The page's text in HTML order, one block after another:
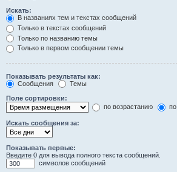
Искать:
В названиях тем и текстах сообщений
Только в текстах сообщений
Только по названию темы
Только в первом сообщении темы
Показывать результаты как:
Сообщения
Темы
Поле сортировки:
по возрастанию
Искать сообщения за:
Показывать первые:
Введите 0 для вывода полного текста сообщений.
символов сообщений